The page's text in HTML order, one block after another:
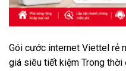
Gói cước internet Viettel rẻ
giá siêu tiết kiệm Trong